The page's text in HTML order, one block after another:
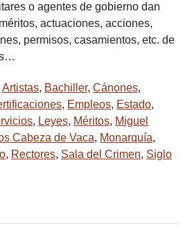
o agentes de gobierno dan
actuaciones, acciones,
permisos, casamientos, etc. de
Artistas, Bachiller, Cánones,
, Empleos, Estado,
, Leyes, Méritos, Miguel
Cabeza de Vaca, Monarquía,
, Rectores, Sala del Crimen, Siglo